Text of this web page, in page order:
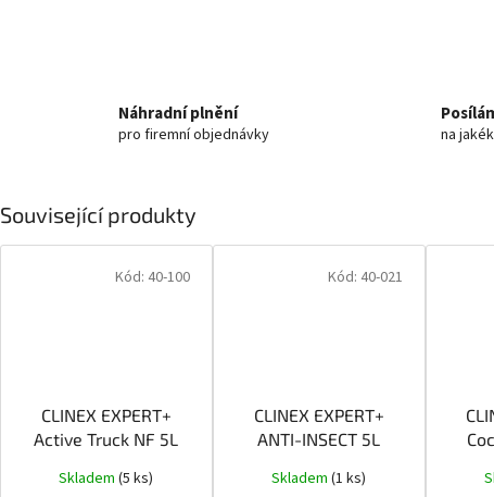
Náhradní plnění
pro firemní objednávky na
Související produkty
CLINEX EXPERT+
Active Truck NF 5L
Skladem(5 ks)
Kód: 40-100
CLINEX EXPERT+
ANTI-INSECT 5L
Skladem(1 ks)
Kód: 40-021